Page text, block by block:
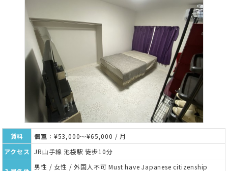
賃料
個室：¥53,000～¥65,000 / 月
アクセス
JR山手線 池袋駅 徒歩10分
男性 / 女性 / 外国人不可 Must have Japanese citizenship